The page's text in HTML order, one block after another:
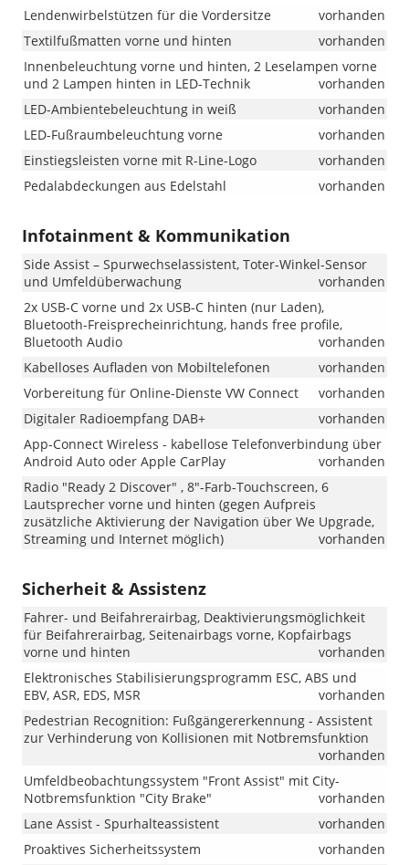
die
18-
„York“
anstelle
bisher
„Misano“.
kann
vorkommen,
dass
das
mit
den
Zoll-
wird.
Wir
Lendenwirbelstützen für die Vordersitze
vorhanden
Textilfußmatten vorne und hinten
vorhanden
Innenbeleuchtung vorne und hinten, 2 Leselampen vorne
und 2 Lampen hinten in LED-Technik
vorhanden
LED-Ambientebeleuchtung in weiß
vorhanden
LED-Fußraumbeleuchtung vorne
vorhanden
Einstiegsleisten vorne mit R-Line-Logo
vorhanden
Pedalabdeckungen aus Edelstahl
vorhanden
Infotainment & Kommunikation
Side Assist – Spurwechselassistent, Toter-Winkel-Sensor
und Umfeldüberwachung
vorhanden
2x USB-C vorne und 2x USB-C hinten (nur Laden),
Bluetooth-Freisprecheinrichtung, hands free profile,
Bluetooth Audio
vorhanden
Kabelloses Aufladen von Mobiltelefonen
vorhanden
Vorbereitung für Online-Dienste VW Connect
vorhanden
Digitaler Radioempfang DAB+
vorhanden
App-Connect Wireless - kabellose Telefonverbindung über
Android Auto oder Apple CarPlay
vorhanden
Radio "Ready 2 Discover" , 8"-Farb-Touchscreen, 6
Lautsprecher vorne und hinten (gegen Aufpreis
zusätzliche Aktivierung der Navigation über We Upgrade,
Streaming und Internet möglich)
vorhanden
Sicherheit & Assistenz
Fahrer- und Beifahrerairbag, Deaktivierungsmöglichkeit
für Beifahrerairbag, Seitenairbags vorne, Kopfairbags
vorne und hinten
vorhanden
Elektronisches Stabilisierungsprogramm ESC, ABS und
EBV, ASR, EDS, MSR
vorhanden
Pedestrian Recognition: Fußgängererkennung - Assistent
zur Verhinderung von Kollisionen mit Notbremsfunktion
vorhanden
Umfeldbeobachtungssystem "Front Assist" mit City-
Notbremsfunktion "City Brake"
vorhanden
Lane Assist - Spurhalteassistent
vorhanden
Proaktives Sicherheitssystem
vorhanden